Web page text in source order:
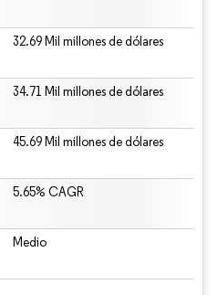
32.69 Mil millones de dólares
34.71 Mil millones de dólares
45.69 Mil millones de dólares
5.65% CAGR
Medio